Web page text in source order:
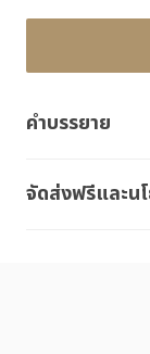
คำบรรยาย
จัดส่งฟรีและน